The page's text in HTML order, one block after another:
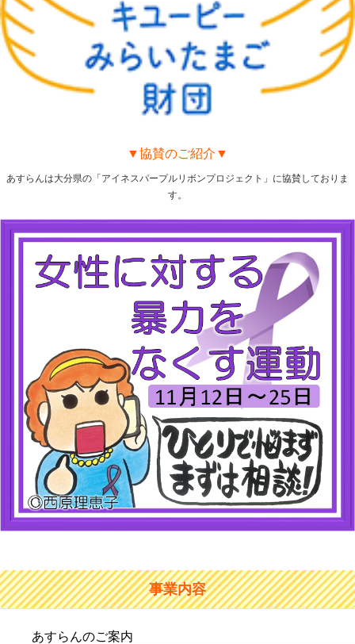
▼協賛のご紹介▼
あすらんは大分県の「アイネスパープルリボンプロジェクト」に協賛しておりま
す。
事業内容
あすらんのご案内